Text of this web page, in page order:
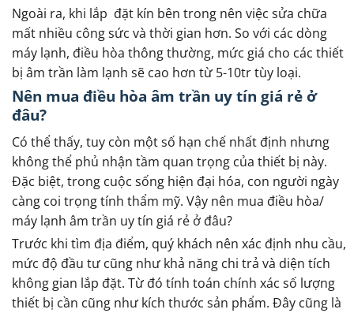
Ngoài ra, khi lắp đặt kín bên trong nên việc sửa chữa
mất nhiều công sức và thời gian hơn. So với các dòng
máy lạnh, điều hòa thông thường, mức giá cho các thiết
bị âm trần làm lạnh sẽ cao hơn từ 5-10tr tùy loại.
Nên mua điều hòa âm trần uy tín giá rẻ ở
đâu?
Có thể thấy, tuy còn một số hạn chế nhất định nhưng
không thể phủ nhận tầm quan trọng của thiết bị này.
Đặc biệt, trong cuộc sống hiện đại hóa, con người ngày
càng coi trọng tính thẩm mỹ. Vậy nên mua điều hòa/
máy lạnh âm trần uy tín giá rẻ ở đâu?
Trước khi tìm địa điểm, quý khách nên xác định nhu cầu,
mức độ đầu tư cũng như khả năng chi trả và diện tích
không gian lắp đặt. Từ đó tính toán chính xác số lượng
thiết bị cần cũng như kích thước sản phẩm. Đây cũng là